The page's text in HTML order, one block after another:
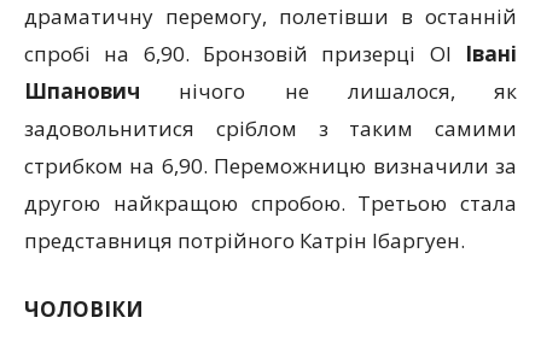
драматичну перемогу, полетівши в останній
спробі на 6,90. Бронзовій призерці ОІ Івані
Шпанович нічого не лишалося, як
задовольнитися сріблом з таким самими
стрибком на 6,90. Переможницю визначили за
другою найкращою спробою. Третьою стала
представниця потрійного Катрін Ібаргуен.
ЧОЛОВІКИ